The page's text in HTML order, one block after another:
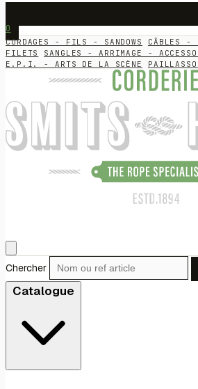
0
CORDAGES - FILS - SANDOWS
CÂBLES -
FILETS
SANGLES - ARRIMAGE -
E.P.I. - ARTS DE LA SCÈNE
Chercher
Catalogue